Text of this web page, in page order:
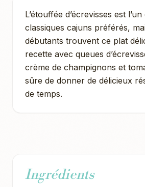
L’étouffée d’écrevisses est
classiques cajuns préférés,
débutants trouvent ce plat
recette avec queues
crème de champignons et
sûre de donner de délicieux
de temps.
Ingrédients